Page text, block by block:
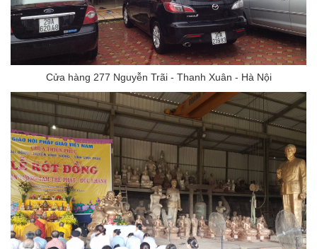
Cửa hàng 277 Nguyễn Trãi - Thanh Xuân - Hà Nội